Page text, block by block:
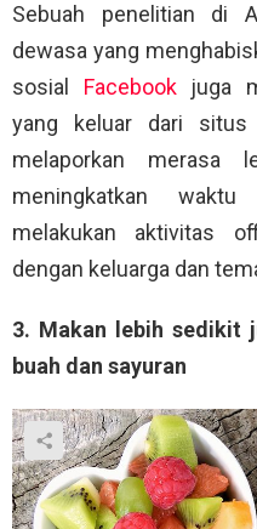
Sebuah penelitian di
dewasa yang
sosial Facebookjuga
yang keluar dari
melaporkan merasa
meningkatkan
melakukan aktivitas
dengan keluarga dan
3. Makan lebih sedikit
buah dan sayuran